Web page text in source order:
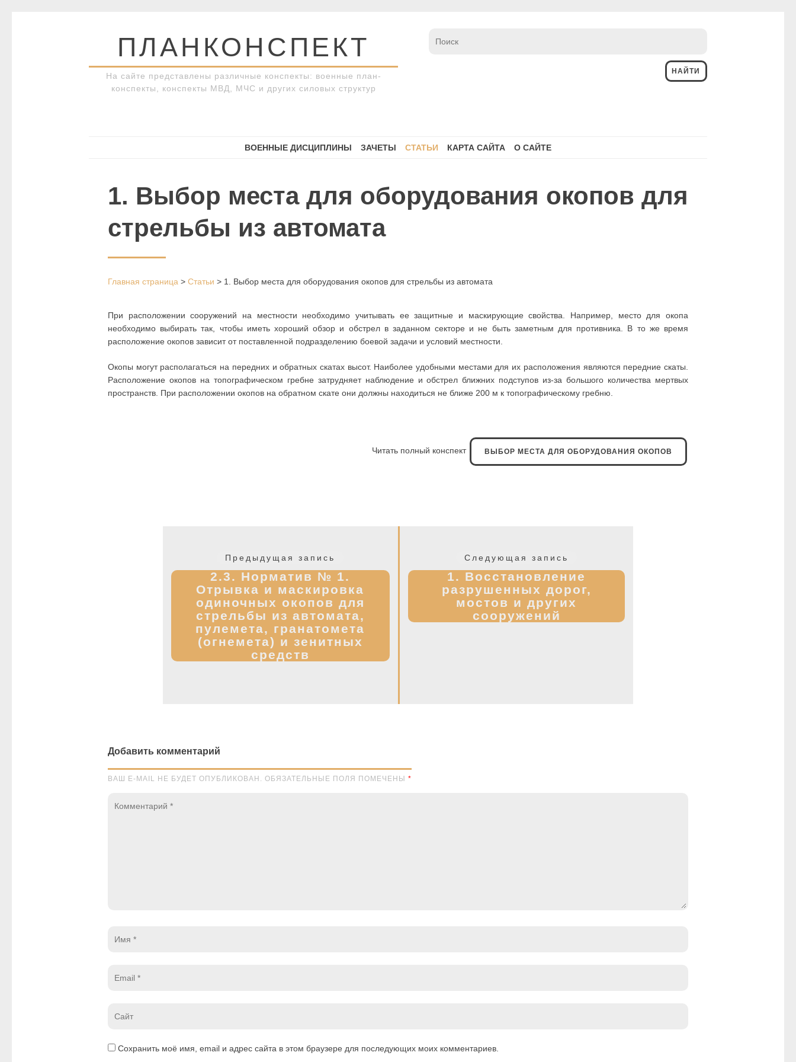
ПЛАНКОНСПЕКТ
На сайте представлены различные конспекты: военные план-
конспекты, конспекты МВД, МЧС и других силовых структур
ВОЕННЫЕ ДИСЦИПЛИНЫ ЗАЧЕТЫ СТАТЬИ КАРТА САЙТА О САЙТЕ
1. Выбор места для оборудования окопов для
стрельбы из автомата
Главная страница > Статьи > 1. Выбор места для оборудования окопов для стрельбы из автомата
При расположении сооружений на местности необходимо учитывать ее защитные и маскирующие свойства. Например, место для окопа
необходимо выбирать так, чтобы иметь хороший обзор и обстрел в заданном секторе и не быть заметным для противника. В то же время
расположение окопов зависит от поставленной подразделению боевой задачи и условий местности.
Окопы могут располагаться на передних и обратных скатах высот. Наиболее удобными местами для их расположения являются передние скаты.
Расположение окопов на топографическом гребне затрудняет наблюдение и обстрел ближних подступов из-за большого количества мертвых
пространств. При расположении окопов на обратном скате они должны находиться не ближе 200 м к топографическому гребню.
Читать полный конспект ВЫБОР МЕСТА ДЛЯ ОБОРУДОВАНИЯ ОКОПОВ
Предыдущая запись
запись:
2.3. Норматив № 1.
Отрывка и маскировка
одиночных окопов для
стрельбы из автомата,
пулемета, гранатомета
(огнемета) и зенитных
средств
Следующая запись
запись:
1. Восстановление
разрушенных дорог,
мостов и других
сооружений
Добавить комментарий
ВАШ E-MAIL НЕ БУДЕТ ОПУБЛИКОВАН. ОБЯЗАТЕЛЬНЫЕ ПОЛЯ ПОМЕЧЕНЫ *
Сохранить моё имя, email и адрес сайта в этом браузере для последующих моих комментариев.